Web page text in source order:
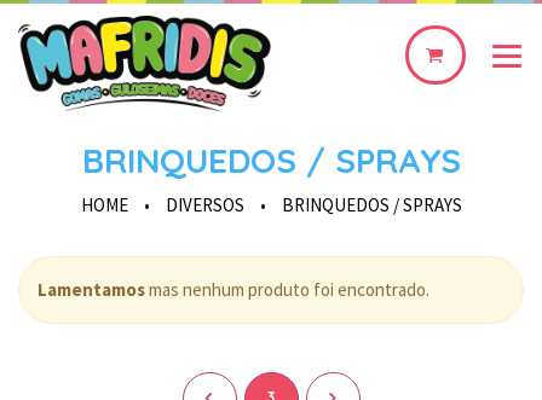
0
BRINQUEDOS / SPRAYS
HOME • DIVERSOS • BRINQUEDOS / SPRAYS
Lamentamosmas nenhum produto foi encontrado.